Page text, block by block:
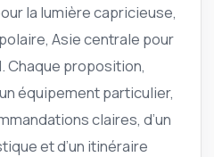
la lumière capricieuse,
Asie centrale pour
Chaque proposition,
équipement particulier,
claires, d’un
et d’un itinéraire